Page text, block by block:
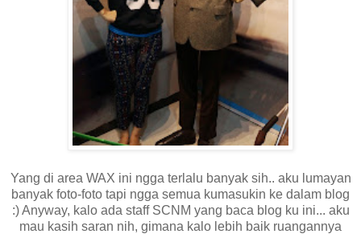
Yang di area WAX ini ngga terlalu banyak sih.. aku lumayan
banyak foto-foto tapi ngga semua kumasukin ke dalam blog
:) Anyway, kalo ada staff SCNM yang baca blog ku ini... aku
mau kasih saran nih, gimana kalo lebih baik ruangannya